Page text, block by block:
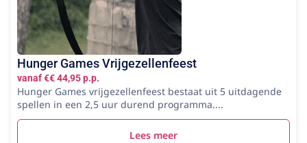
Hunger Games Vrijgezellenfeest
vanaf €€ 44,95 p.p.
Hunger Games vrijgezellenfeest bestaat uit 5 uitdagende
spellen in een 2,5 uur durend programma....
Lees meer